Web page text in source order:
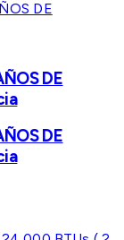
DE
DE